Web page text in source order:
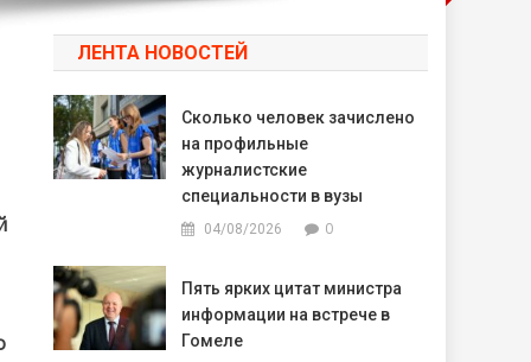
ЛЕНТА НОВОСТЕЙ
Сколько человек зачислено
на профильные
журналистские
специальности в вузы
04/08/2026 0
Пять ярких цитат министра
информации на встрече в
Гомеле